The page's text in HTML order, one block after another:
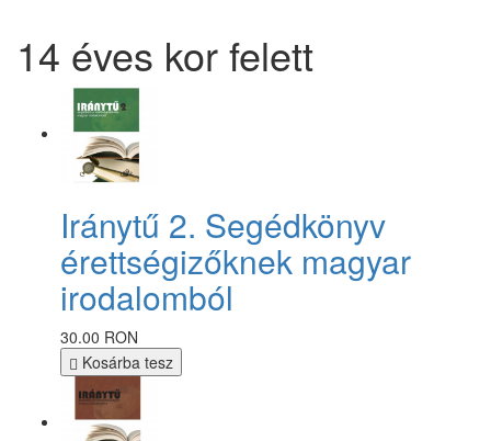
14 éves kor felett
Iránytű 2. Segédkönyv
érettségizőknek magyar
irodalomból
30.00 RON
Kosárba tesz